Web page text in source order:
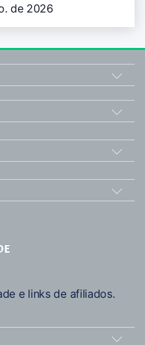
de 2026
e links de afiliados.